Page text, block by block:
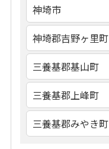
神埼市
神埼郡吉野ヶ里町
三養基郡基山町
三養基郡上峰町
三養基郡みやき町